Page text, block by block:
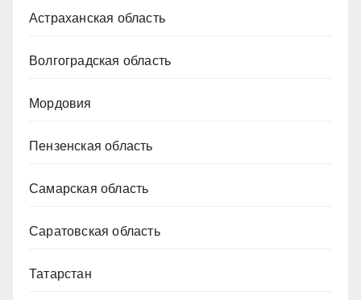
Астраханская область
Волгоградская область
Мордовия
Пензенская область
Самарская область
Саратовская область
Татарстан